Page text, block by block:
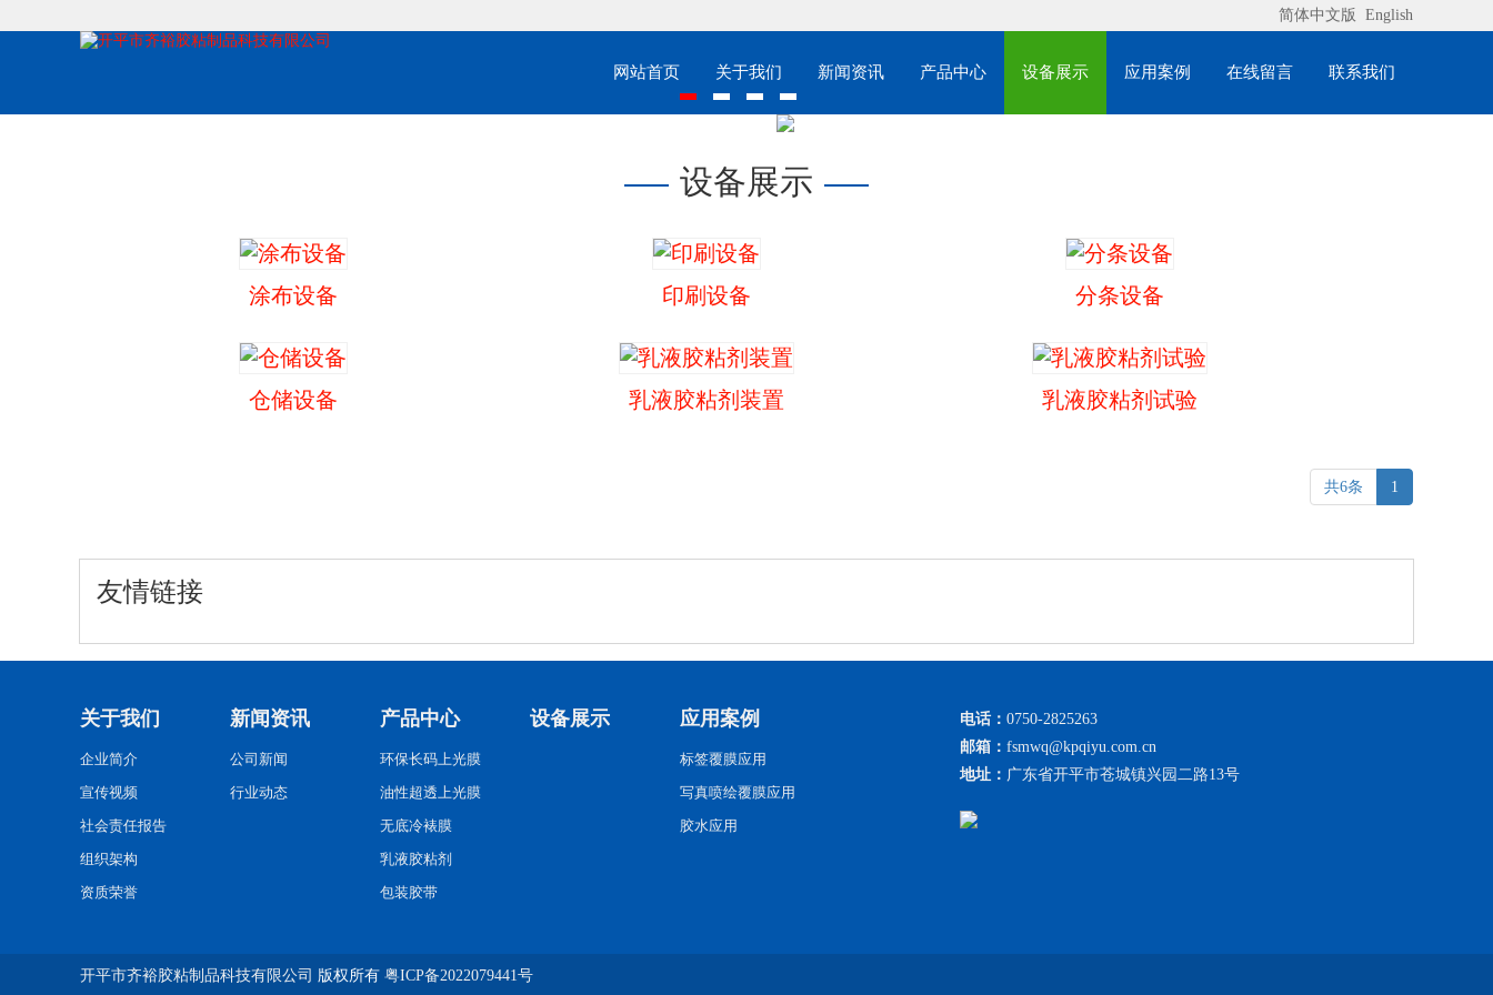
简体中文版 English
网站首页 关于我们 新闻资讯 产品中心 设备展示 应用案例 在线留言 联系我们
设备展示
涂布设备 印刷设备 分条设备
仓储设备 乳液胶粘剂装置 乳液胶粘剂试验
共6条 1
友情链接
关于我们
企业简介
宣传视频
社会责任报告
组织架构
资质荣誉
新闻资讯
公司新闻
行业动态
产品中心
环保长码上光膜
油性超透上光膜
无底冷裱膜
乳液胶粘剂
包装胶带
设备展示 应用案例
标签覆膜应用
写真喷绘覆膜应用
胶水应用
电话： 0750-2825263
邮箱： fsmwq@kpqiyu.com.cn
地址： 广东省开平市苍城镇兴园二路13号
开平市齐裕胶粘制品科技有限公司 版权所有 粤ICP备2022079441号